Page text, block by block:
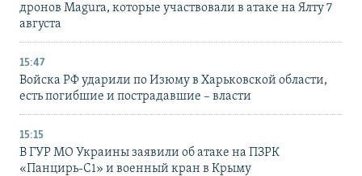
дронов Magura, которые участвовали в атаке на Ялту 7
августа
15:47
Войска РФ ударили по Изюму в Харьковской области,
есть погибшие и пострадавшие – власти
15:15
В ГУР МО Украины заявили об атаке на ПЗРК
«Панцирь-С1» и военный кран в Крыму